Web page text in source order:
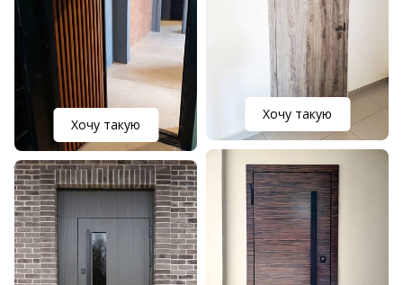
Хочу такую
Хочу такую